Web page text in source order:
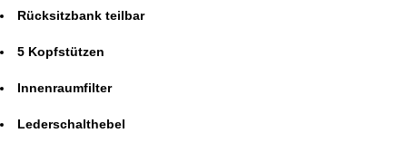
Rücksitzbank teilbar
5 Kopfstützen
Innenraumfilter
Lederschalthebel